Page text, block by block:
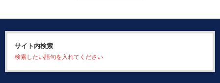
サイト内検索
検索したい語句を入れてください